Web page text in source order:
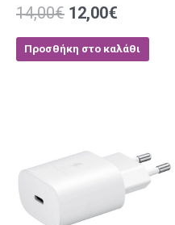
Βαθμολογήθηκε
με
5
14,00€ 12,00€
Προσθήκη στο καλάθι